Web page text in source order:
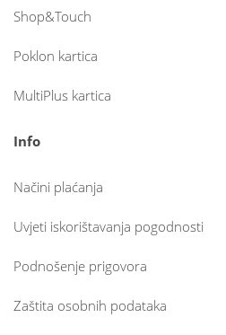
Shop&Touch
Poklon kartica
MultiPlus kartica
Info
Načini plaćanja
Uvjeti iskorištavanja pogodnosti
Podnošenje prigovora
Zaštita osobnih podataka